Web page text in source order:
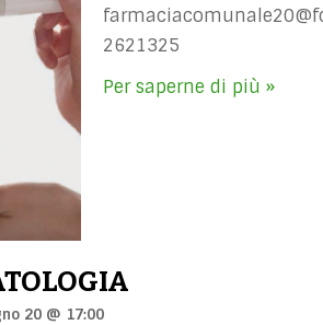
2621325
Per saperne di più »
20 @ 17:00